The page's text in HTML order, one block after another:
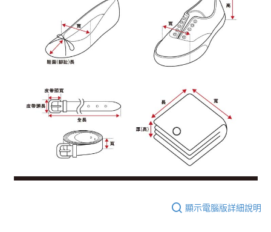
顯示電腦版詳細說明